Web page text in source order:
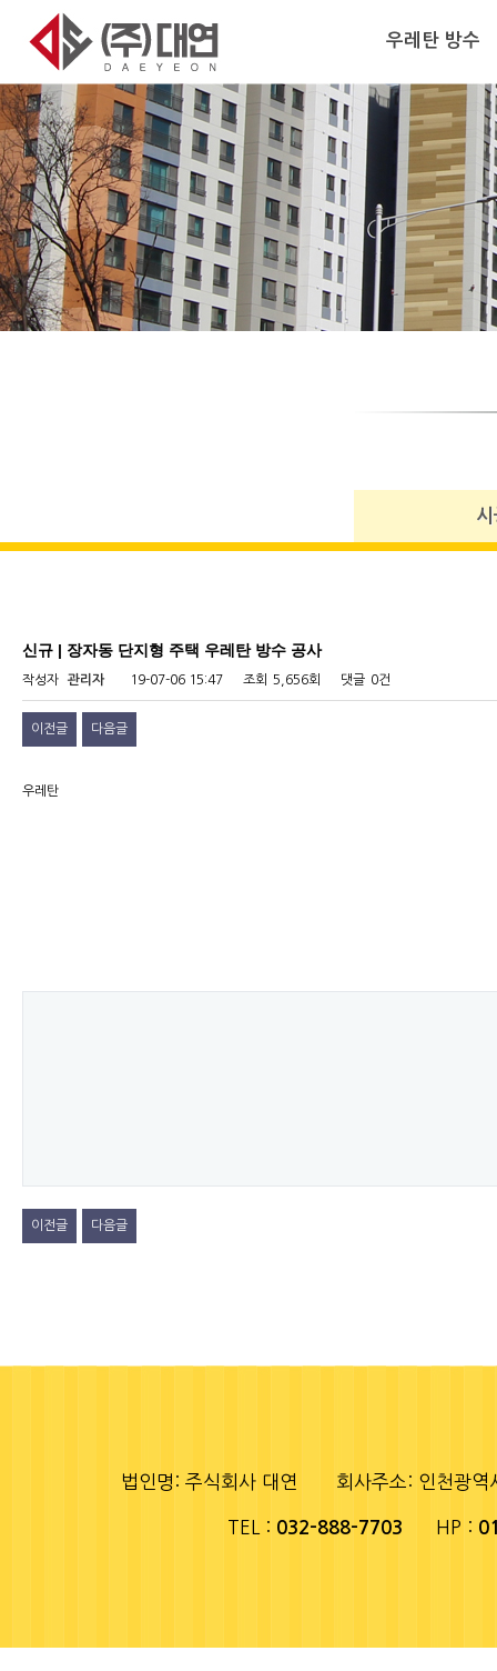
우레탄 방수
신규 | 장자동 단지형 주택 우레탄 방수 공사
작성자 관리자 19-07-06 15:47 조회 5,656회 댓글 0건
이전글 다음글
우레탄
이전글 다음글
법인명: 주식회사 대연 회사주소: 인천광
TEL : 032-888-7703 HP :